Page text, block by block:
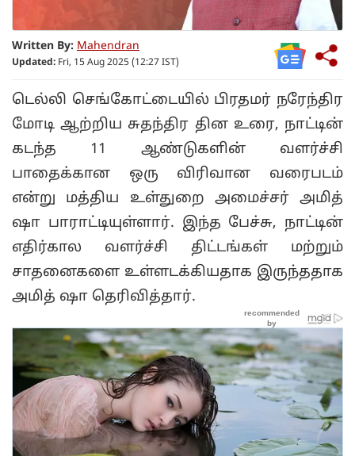
Written By: Mahendran
Updated: Fri, 15 Aug 2025 (12:27 IST)
டெல்லி செங்கோட்டையில் பிரதமர் நரேந்திர
மோடி ஆற்றிய சுதந்திர தின உரை, நாட்டின்
கடந்த 11 ஆண்டுகளின் வளர்ச்சி
பாதைக்கான ஒரு விரிவான வரைபடம்
என்று மத்திய உள்துறை அமைச்சர் அமித்
ஷா பாராட்டியுள்ளார். இந்த பேச்சு, நாட்டின்
எதிர்கால வளர்ச்சி திட்டங்கள் மற்றும்
சாதனைகளை உள்ளடக்கியதாக இருந்ததாக
அமித் ஷா தெரிவித்தார்.